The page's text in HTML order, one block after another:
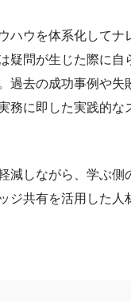
ハウを体系化してナ
疑問が生じた際に自
過去の成功事例や失
務に即した実践的な
減しながら、学ぶ側
ジ共有を活用した人